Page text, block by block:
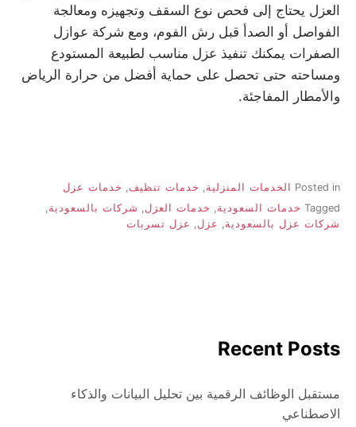
العزل يحتاج إلى فحص نوع السقف وتجهيزه ومعالجة
الفواصل أو الصدأ قبل رش الفوم، ومع شركة عوازل
الصفرات يمكنك تنفيذ عزل مناسب لطبيعة المستودع
ومساحته حتى تحصل على حماية أفضل من حرارة الرياض
والأمطار المفاجئة.
Posted in الخدمات المنزلية خدمات تنظيف
خدمات عزل
Tagged خدمات السعودية, خدمات العزل, شركات بالسعودية,
شركات عزل بالسعودية, عزل, عزل تسربات
Recent Posts
مستقبل الوظائف الرقمية بين تحليل البيانات والذكاء
الاصطناعي